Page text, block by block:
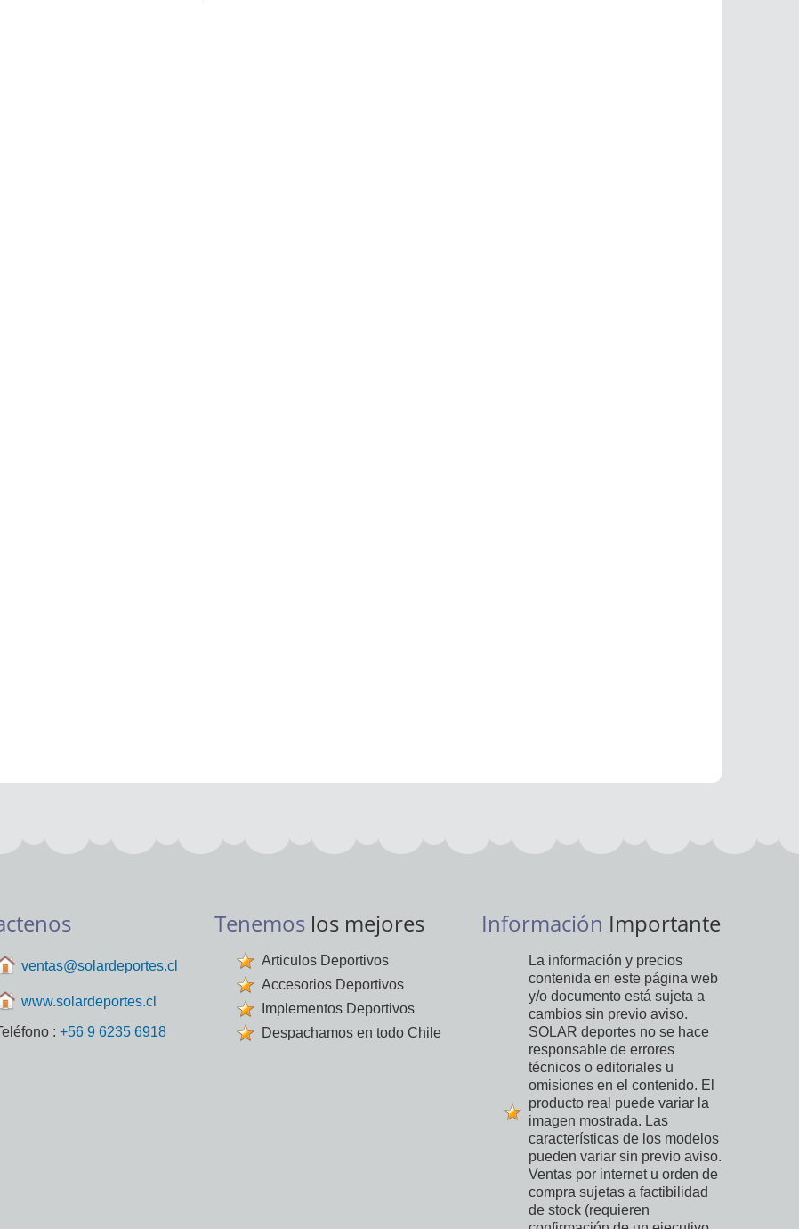
ventas@solardeportes.cl
www.solardeportes.cl
: +56 9 6235 6918
Tenemos los mejores
Articulos Deportivos
Accesorios Deportivos
Implementos Deportivos
Despachamos en todo Chile
Información Importante
La información y precios
contenida en este página web
y/o documento está sujeta a
cambios sin previo aviso.
SOLAR deportes no se hace
responsable de errores
técnicos o editoriales u
omisiones en el contenido. El
producto real puede variar la
imagen mostrada. Las
características de los modelos
pueden variar sin previo aviso.
Ventas por internet u orden de
compra sujetas a factibilidad
de stock (requieren